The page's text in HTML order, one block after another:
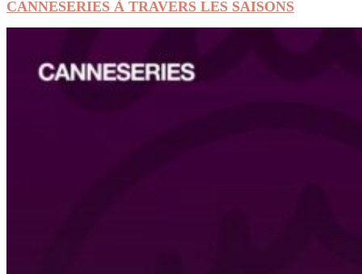
CANNESERIES À TRAVERS LES SAISONS